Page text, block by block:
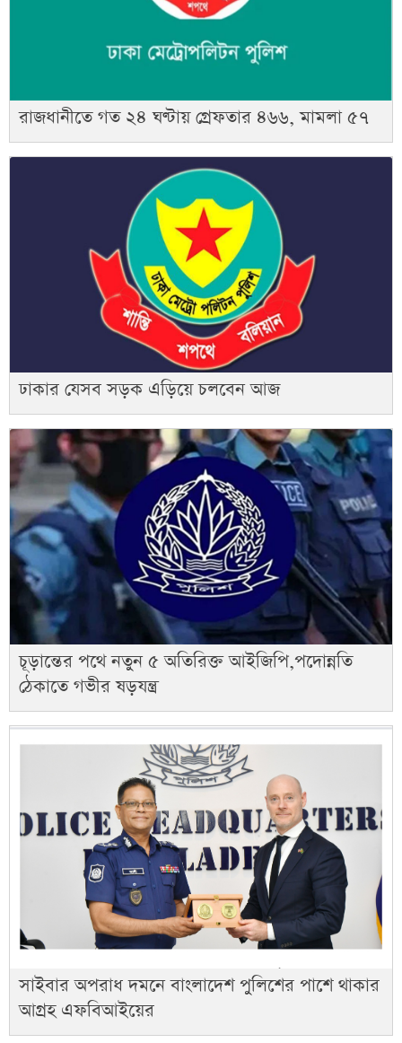
রাজধানীতে গত ২৪ ঘণ্টায় গ্রেফতার ৪৬৬, মামলা ৫৭
ঢাকার যেসব সড়ক এড়িয়ে চলবেন আজ
চূড়ান্তের পথে নতুন ৫ অতিরিক্ত আইজিপি,পদোন্নতি
ঠেকাতে গভীর ষড়যন্ত্র
সাইবার অপরাধ দমনে বাংলাদেশ পুলিশের পাশে থাকার
আগ্রহ এফবিআইয়ের